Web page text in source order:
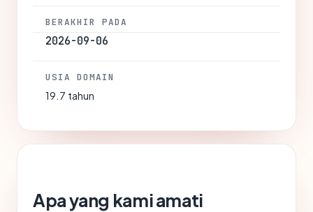
BERAKHIR PADA
2026-09-06
USIA DOMAIN
19.7 tahun
Apa yang kami amati